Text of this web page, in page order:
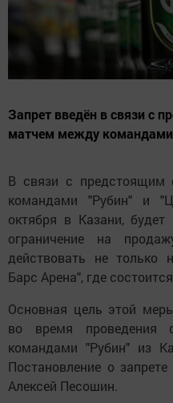
Запрет введён в связи с
матчем между
В связи с
командами "Рубин" и
октября в Казани,
ограничение на
действовать не только
Барс Арена", где
Основная цель этой
во время проведения
командами "Рубин" из
Постановление о
Алексей Песошин.